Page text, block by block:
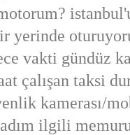
yerinde
vakti gündüz
çalışan taksi
kamerası/
ilgili